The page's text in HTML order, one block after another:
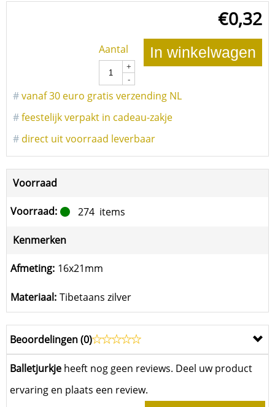
€0,32
Aantal
+
-
In winkelwagen
#vanaf 30 euro gratis verzending NL
#feestelijk verpakt in cadeau-zakje
# direct uit voorraad leverbaar
Voorraad
Voorraad: 274 items
Kenmerken
Afmeting: 16x21mm
Materiaal: Tibetaans zilver
Beoordelingen (0)
Balletjurkje heeft nog geen reviews. Deel uw product
ervaring en plaats een review.